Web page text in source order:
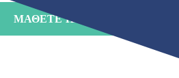
ΜΆΘΕΤΕ ΠΕΡΙΣΣΌΤΕΡΑ